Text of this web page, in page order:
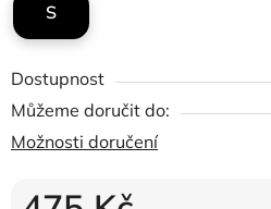
S
Dostupnost
Můžeme doručit do:
Možnosti doručení